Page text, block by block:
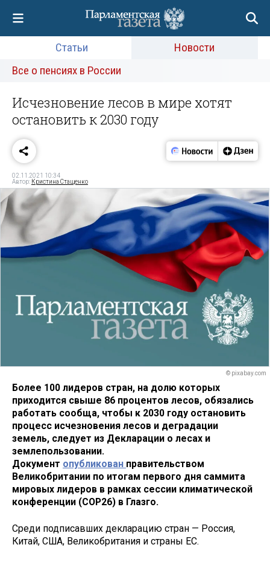
Статьи
Новости
Все о пенсиях в России
Исчезновение лесов в мире хотят
остановить к 2030 году
02.11.2021 10:34
Автор: Кристина Стащенко
© pixabay.com
Более 100 лидеров стран, на долю которых
приходится свыше 86 процентов лесов, обязались
работать сообща, чтобы к 2030 году остановить
процесс исчезновения лесов и деградации
земель, следует из Декларации о лесах и
землепользовании.
Документ опубликован правительством
Великобритании по итогам первого дня саммита
мировых лидеров в рамках сессии климатической
конференции (COP26) в Глазго.
Среди подписавших декларацию стран — Россия,
Китай, США, Великобритания и страны ЕС.